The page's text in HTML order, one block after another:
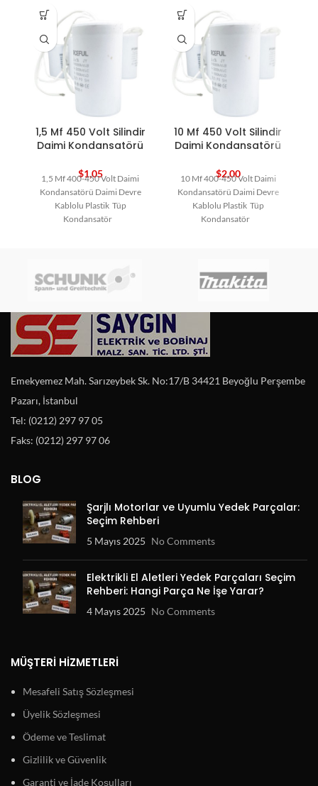
1,5 Mf 450 Volt Silindir
Daimi Kondansatörü
$1,05
1,5 Mf 400-450 Volt Daimi
Kondansatörü Daimi Devre
Kablolu Plastik Tüp
Kondansatör
10 Mf 450 Volt Silindir
Daimi Kondansatörü
$2,00
10 Mf 400-450 Volt Daimi
Kondansatörü Daimi Devre
Kablolu Plastik Tüp
Kondansatör
Emekyemez Mah. Sarızeybek Sk. No:17/B 34421 Beyoğlu Perşembe
Pazarı, İstanbul
Tel: (0212) 297 97 05
Faks: (0212) 297 97 06
BLOG
Şarjlı Motorlar ve Uyumlu Yedek Parçalar:
Seçim Rehberi
5 Mayıs 2025 No Comments
Elektrikli El Aletleri Yedek Parçaları Seçim
Rehberi: Hangi Parça Ne İşe Yarar?
4 Mayıs 2025 No Comments
MÜŞTERI HIZMETLERI
Mesafeli Satış Sözleşmesi
Üyelik Sözleşmesi
Ödeme ve Teslimat
Gizlilik ve Güvenlik
Garanti ve İade Koşulları